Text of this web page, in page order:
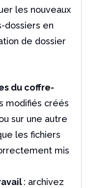
les nouveaux
dossiers en
de dossier
du coffre-
modifiés créés
sur une autre
les fichiers
mis
: archivez